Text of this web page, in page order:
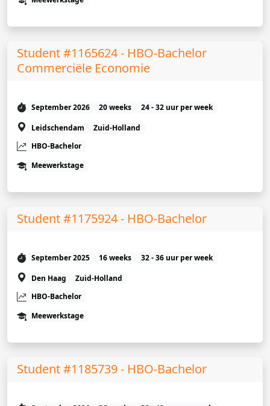
Student #1165624 - HBO-Bachelor
Commerciële Economie
September 2026 20 weeks
24 - 32 uur per week
Leidschendam
Zuid-Holland
HBO-Bachelor
Meewerkstage
Student #1175924 - HBO-Bachelor
September 2025 16 weeks
32 - 36 uur per week
Den Haag
Zuid-Holland
HBO-Bachelor
Meewerkstage
Student #1185739 - HBO-Bachelor